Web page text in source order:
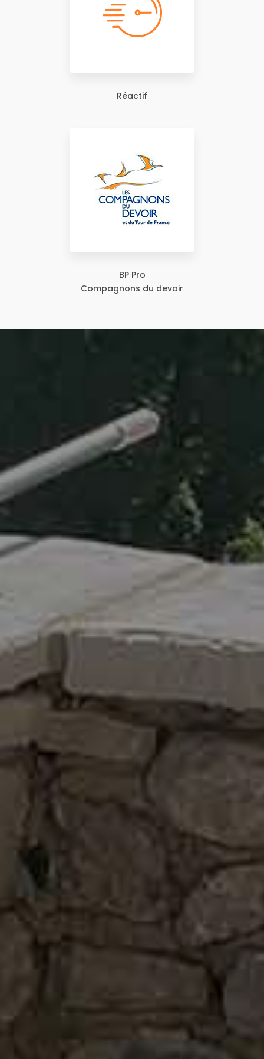
Réactif
BP Pro
Compagnons du devoir